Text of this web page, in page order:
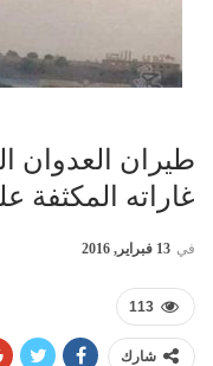
طيران العدوان
غاراته المكثفة
في 13 فبراير, 2016
113
شارك